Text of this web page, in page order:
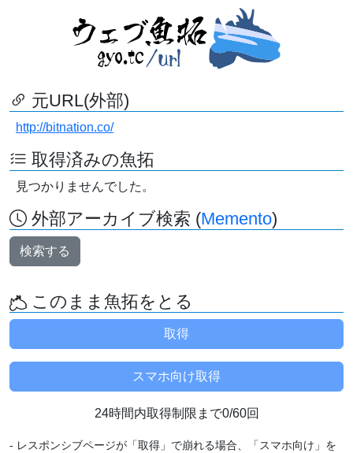
元URL(外部)
http://bitnation.co/
取得済みの魚拓
見つかりませんでした。
外部アーカイブ検索 (Memento)
検索する
このまま魚拓をとる
24時間内取得制限まで0/60回
- レスポンシブページが「取得」で崩れる場合、「スマホ向け」を